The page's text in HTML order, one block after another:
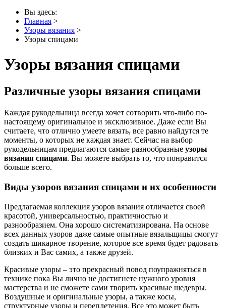
Вы здесь:
Главная >
Узоры вязания >
Узоры спицами
Узоры вязания спицами
Различные узоры вязания спицами
Каждая рукодельница всегда хочет сотворить что-либо по-
настоящему оригинальное и эксклюзивное. Даже если Вы
считаете, что отлично умеете вязать, все равно найдутся те
моменты, о которых не каждая знает. Сейчас на выбор
рукодельницам предлагаются самые разнообразные узоры
вязания спицами. Вы можете выбрать то, что понравится
больше всего.
Виды узоров вязания спицами и их особенности
Предлагаемая коллекция узоров вязания отличается своей
красотой, универсальностью, практичностью и
разнообразием. Она хорошо систематизирована. На основе
всех данных узоров даже самые опытные вязальщицы смогут
создать шикарное творение, которое все время будет радовать
близких и Вас самих, а также друзей.
Красивые узоры – это прекрасный повод поупражняться в
технике пока Вы лично не достигнете нужного уровня
мастерства и не сможете сами творить красивые шедевры.
Воздушные и оригинальные узоры, а также косы,
структурные узоры и переплетения. Все это может быть